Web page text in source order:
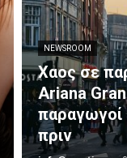
NEWSROOM
Xαος σε
Αriana
πριν